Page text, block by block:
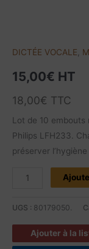
DICTÉE VOCALE
15,00€ HT
18,00€ TTC
Lot de 10
Philips LFH233.
préserver
UGS : 80179050.
Ajouter à la